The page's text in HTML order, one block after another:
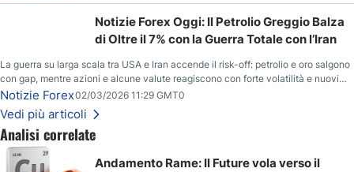
Notizie Forex Oggi: Il Petrolio Greggio Balza
di Oltre il 7% con la Guerra Totale con l’Iran
La guerra su larga scala tra USA e Iran accende il risk-off: petrolio e oro salgono
con gap, mentre azioni e alcune valute reagiscono con forte volatilità e nuovi
livelli da monitorare.
Notizie Forex02/03/2026 11:29 GMT0
Vedi più articoli
Analisi correlate
Andamento Rame: Il Future vola verso il